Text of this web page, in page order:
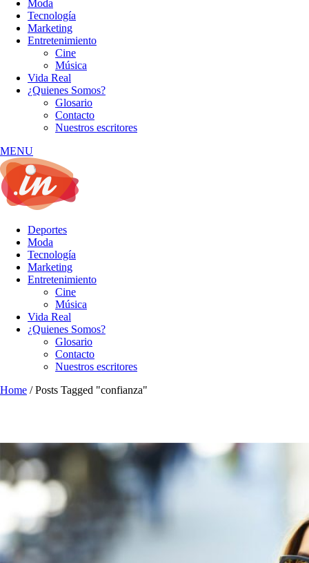
Moda
Tecnología
Marketing
Entretenimiento
Cine
Música
Vida Real
¿Quienes Somos?
Glosario
Contacto
Nuestros escritores
MENU
Deportes
Moda
Tecnología
Marketing
Entretenimiento
Cine
Música
Vida Real
¿Quienes Somos?
Glosario
Contacto
Nuestros escritores
Home /Posts Tagged "confianza"